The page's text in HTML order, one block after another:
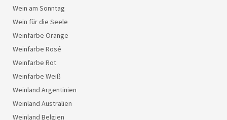
Wein am Sonntag
Wein für die Seele
Weinfarbe Orange
Weinfarbe Rosé
Weinfarbe Rot
Weinfarbe Weiß
Weinland Argentinien
Weinland Australien
Weinland Belgien